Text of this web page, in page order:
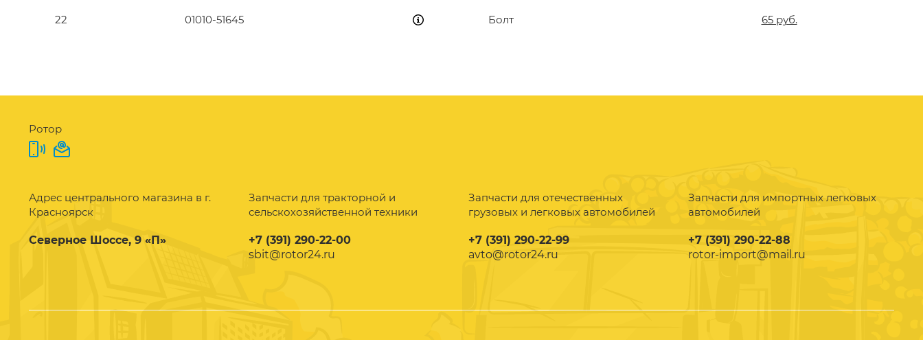
22 01010-51645 Болт 65 руб.
Ротор
Адрес центрального магазина в г.
Красноярск
Северное Шоссе, 9 «П»
Запчасти для тракторной и
сельскохозяйственной техники
+7 (391) 290-22-00
sbit@rotor24.ru
Запчасти для отечественных
грузовых и легковых автомобилей
+7 (391) 290-22-99
avto@rotor24.ru
Запчасти для импортных легковых
автомобилей
+7 (391) 290-22-88
rotor-import@mail.ru